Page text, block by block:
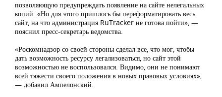
позволяющую предупреждать появление на сайте нелегальных
копий. «Но для этого пришлось бы переформатировать весь
сайт, на что администрация RuTracker не готова пойти», —
пояснил пресс-секретарь ведомства.
«Роскомнадзор со своей стороны сделал все, что мог, чтобы
дать возможность ресурсу легализоваться, но сайт этой
возможностью не воспользовался. Видимо, они не понимают
всей тяжести своего положения в новых правовых условиях»,
— добавил Ампелонский.